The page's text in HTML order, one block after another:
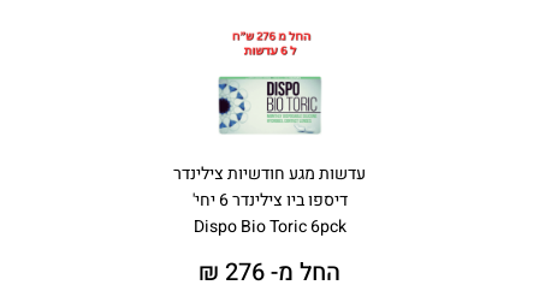
עדשות מגע חודשיות צילינדר
דיספו ביו צילינדר 6 יחי'
Dispo Bio Toric 6pck
החל מ- 276 ₪